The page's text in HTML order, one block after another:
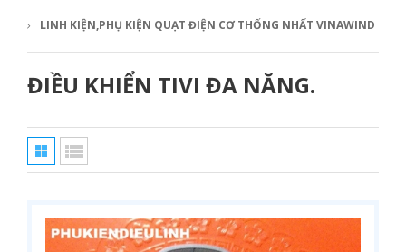
LINH KIỆN,PHỤ KIỆN QUẠT ĐIỆN CƠ THỐNG NHẤT VINAWIND
ĐIỀU KHIỂN TIVI ĐA NĂNG.